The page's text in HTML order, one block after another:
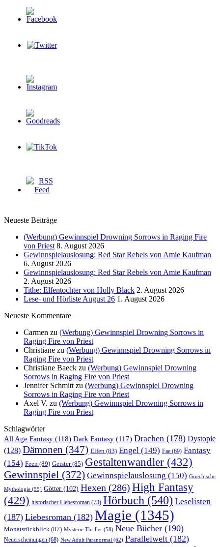
Neueste Beiträge
(Werbung) Gewinnspiel Drowning Sorrows in Raging Fire
von Priest 8. August 2026
Gewinnspielauslosung: Red Star Rebels von Amie Kaufman
6. August 2026
Gewinnspielauslosung: Red Star Rebels von Amie Kaufman
2. August 2026
Tithe: Elfentochter von Holly Black 2. August 2026
Lese- und Hörliste August 26 1. August 2026
Neueste Kommentare
Carmen zu (Werbung) Gewinnspiel Drowning Sorrows in
Raging Fire von Priest
Christiane zu (Werbung) Gewinnspiel Drowning Sorrows in
Raging Fire von Priest
Christiane Baeck zu (Werbung) Gewinnspiel Drowning
Sorrows in Raging Fire von Priest
Jennifer Schmitt zu (Werbung) Gewinnspiel Drowning
Sorrows in Raging Fire von Priest
Axel V. zu (Werbung) Gewinnspiel Drowning Sorrows in
Raging Fire von Priest
Schlagwörter
All Age Fantasy (118) Dark Fantasy (117) Drachen (178) Dystopie
(128) Dämonen (347) Elfen (83) Engel (149) Fae (69) Fantasy
(154) Feen (89) Geister(85) Gestaltenwandler (432)
Gewinnspiel (372) Gewinnspielauslosung (150) Griechische
Mythologie (55) Götter (102) Hexen (286) High Fantasy
(429) historischer Liebesroman (73) Hörbuch (540) Leselisten
(187) Liebesroman (182) Magie (1345)
Monatsrückblick (87) Mysterie Thriller (58) Neue Bücher (190)
Neuerscheinungen (68) New Adult Paranormal (62) Parallelwelt (182)